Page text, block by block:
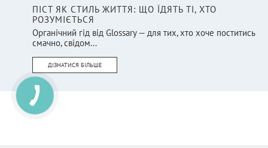
ПІСТ ЯК СТИЛЬ ЖИТТЯ: ЩО ЇДЯТЬ ТІ, ХТО
РОЗУМІЄТЬСЯ
Органічний гід від Glossary — для тих, хто хоче поститись
смачно, свідом...
ДІЗНАТИСЯ БІЛЬШЕ